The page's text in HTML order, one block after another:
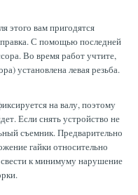
этого вам пригодятся
С помощью последней
Во время работ учтите,
установлена левая резьба.
на валу, поэтому
Если снять устройство не
съемник. Предварительно
гайки относительно
свести к минимуму нарушение